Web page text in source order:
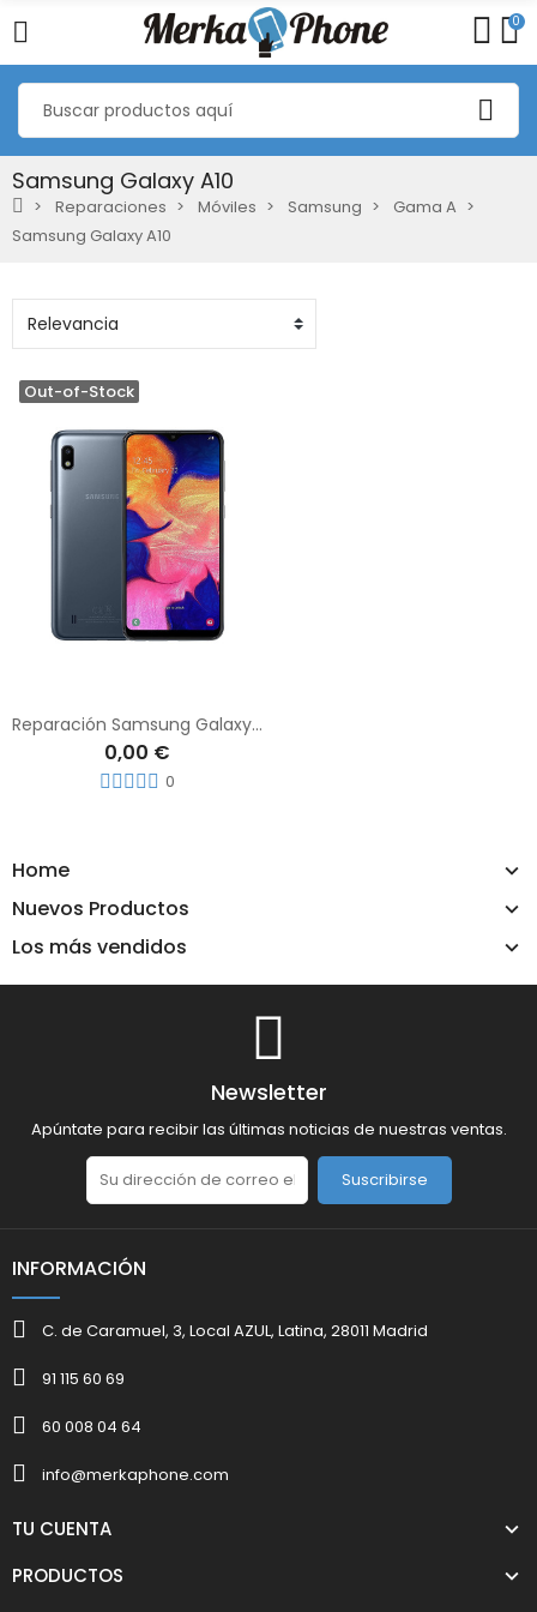
0
Samsung Galaxy A10
Reparaciones Móviles Samsung
Gama A
Samsung Galaxy A10
Home
Nuevos Productos
Los más vendidos
Out-of-Stock
Reparación Samsung Galaxy A10
0,00 €
0
Newsletter
Apúntate para recibir las últimas noticias de nuestras ventas.
Suscribirse
INFORMACIÓN
C. de Caramuel, 3, Local AZUL, Latina, 28011 Madrid
91 115 60 69
60 008 04 64
info@merkaphone.com
TU CUENTA
PRODUCTOS